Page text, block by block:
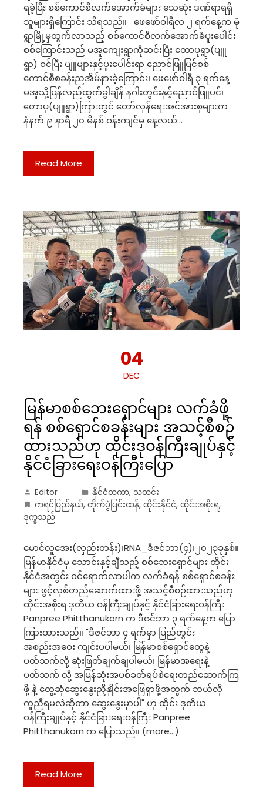
ရခဲ့ပြီး စစ်ကောင်စီလက်အောက်ခံများ သေဆုံး ဒဏ်ရာရရှိ
သူများရှိကြောင်း သိရသည်။ ဖေဖော်ဝါရီလ ၂ ရက်နေ့က မုံ
ရွာမြို့မှထွက်လာသည့် စစ်ကောင်စီလက်အောက်ခံပူးပေါင်း
စစ်ကြောင်းသည် မအူကျေးရွာကိုဆင်းပြီး တောပုရွာ(ပျူ
ရွာ) ဝင်ပြီး ပျူများနှင့်ပူးပေါင်းရာ ညောင်ဖြူပြင်စစ်
ကောင်စီစခန်းညအိမ်နားခဲ့ကြောင်း၊ ဖေဖော်ဝါရီ ၃ ရက်နေ့
မအူသို့ပြန်လည်ထွက်ခွါချိန် နဂါးတွင်းနှင့်ညောင်ဖြူပင်၊
တောပု(ပျူရွာ)ကြားတွင် တော်လှန်ရေးအင်အားစုများက
နံနက် ၉ နာရီ ၂၀ မိနစ် ဝန်းကျင်မှ နေ့လယ်…
Read More
04
DEC
မြန်မာစစ်ဘေးရှောင်များ လက်ခံဖို့
ရန် စစ်ရှောင်စခန်းများ အသင့်စီစဉ်
ထားသည်ဟု ထိုင်းဒုဝန်ကြီးချုပ်နှင့်
နိုင်ငံခြားရေးဝန်ကြီးပြော
Editor နိုင်ငံတကာ, သတင်း
ကရင်ပြည်နယ်, တိုက်ပွဲပြင်းထန်, ထိုင်းနိုင်ငံ, ထိုင်းအစိုးရ,
ဒုက္ခသည်
မောင်လူအေး(လှည်းတန်း)၊RNA_ဒီဇင်ဘာ(၄)၊၂၀၂၃ခုနှစ်။
မြန်မာနိုင်ငံမှ သောင်းနှင့်ချီသည့် စစ်ဘေးရှောင်များ ထိုင်း
နိုင်ငံအတွင်း ဝင်ရောက်လာပါက လက်ခံရန် စစ်ရှောင်စခန်း
များ ဖွင့်လှစ်တည်ဆောက်ထားဖို့ အသင့်စီစဉ်ထားသည်ဟု
ထိုင်းအစိုးရ ဒုတိယ ဝန်ကြီးချုပ်နှင့် နိုင်ငံခြားရေးဝန်ကြီး
Panpree Phitthanukorn က ဒီဇင်ဘာ ၃ ရက်နေ့က ပြော
ကြားထားသည်။ "ဒီဇင်ဘာ ၄ ရက်မှာ ပြည်တွင်း
အစည်းအဝေး ကျင်းပပါမယ်၊ မြန်မာစစ်ရှောင်တွေနဲ့
ပတ်သက်လို့ ဆုံးဖြတ်ချက်ချပါမယ်၊ မြန်မာအရေးနဲ့
ပတ်သက် လို့ အမြန်ဆုံးအပစ်ခတ်ရပ်စဲရေးတည်ဆောက်ကြ
ဖို့ နဲ့ တွေ့ဆုံဆွေးနွေးညှိနှိုင်းအဖြေရှာဖို့အတွက် ဘယ်လို
ကူညီရမလဲဆိုတာ ဆွေးနွေးမှာပါ" ဟု ထိုင်း ဒုတိယ
ဝန်ကြီးချုပ်နှင့် နိုင်ငံခြားရေးဝန်ကြီး Panpree
Phitthanukorn က ပြောသည်။ (more…)
Read More